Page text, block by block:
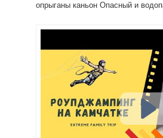
опрыганы каньон Опасный и